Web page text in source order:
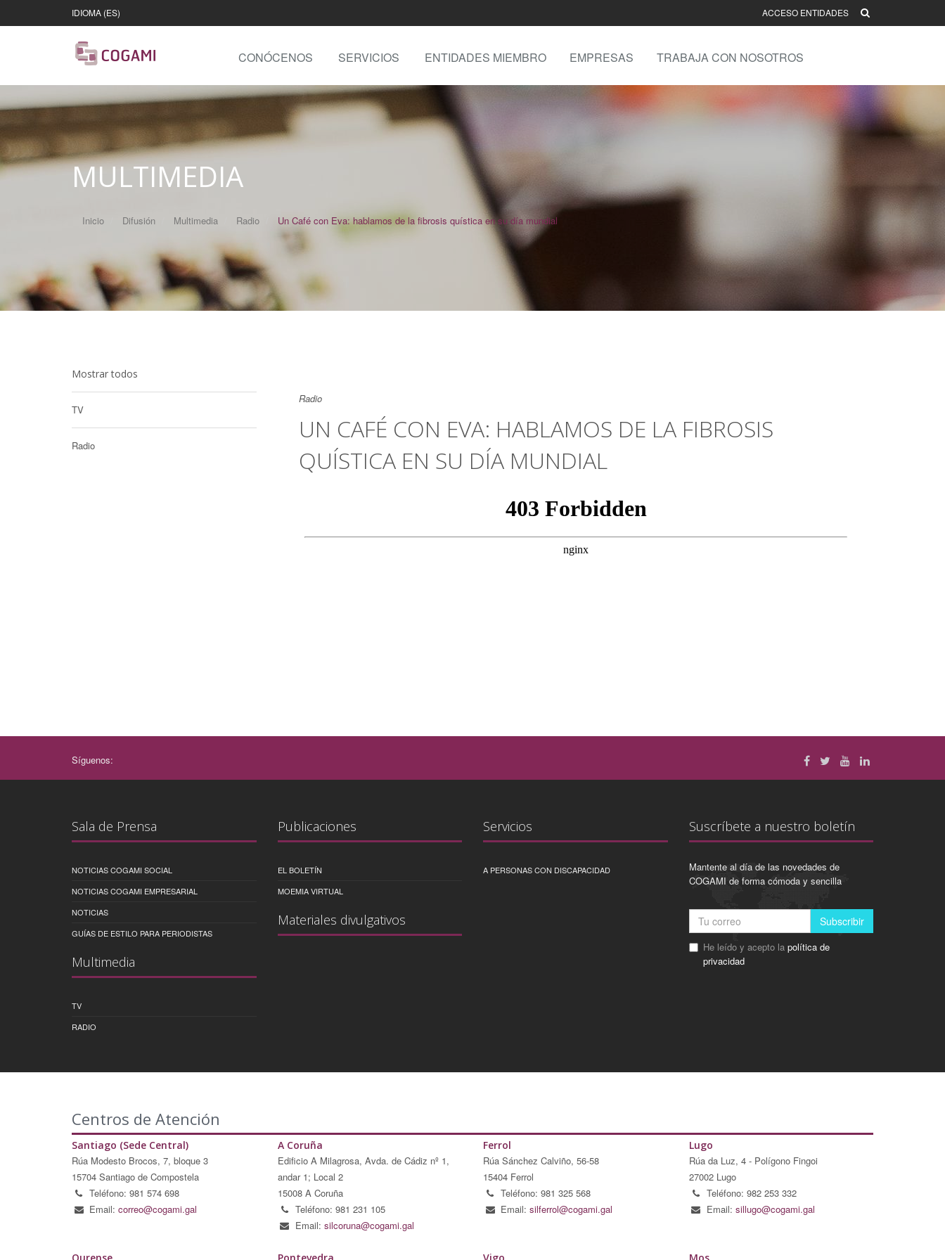
IDIOMA (ES) ACCESO ENTIDADES
CONÓCENOS SERVICIOS ENTIDADES MIEMBRO EMPRESAS TRABAJA CON NOSOTROS
MULTIMEDIA
Inicio Difusión Multimedia Radio Un Café con Eva: hablamos de la fibrosis quística en su día mundial
Mostrar todos
TV
Radio
Radio
UN CAFÉ CON EVA: HABLAMOS DE LA FIBROSIS
QUÍSTICA EN SU DÍA MUNDIAL
Síguenos:
Sala de Prensa
NOTICIAS COGAMI SOCIAL
NOTICIAS COGAMI EMPRESARIAL
NOTICIAS
GUÍAS DE ESTILO PARA PERIODISTAS
Multimedia
TV
RADIO
Publicaciones
EL BOLETÍN
MOEMIA VIRTUAL
Materiales divulgativos
Servicios
A PERSONAS CON DISCAPACIDAD
Suscríbete a nuestro boletín
Mantente al día de las novedades de
COGAMI de forma cómoda y sencilla
Subscribir
He leído y acepto la política de
privacidad
Centros de Atención
Santiago (Sede Central)
Rúa Modesto Brocos, 7, bloque 3
15704 Santiago de Compostela
Teléfono: 981 574 698
Email: correo@cogami.gal
A Coruña
Edificio A Milagrosa, Avda. de Cádiz nº 1,
andar 1; Local 2
15008 A Coruña
Teléfono: 981 231 105
Email: silcoruna@cogami.gal
Ferrol
Rúa Sánchez Calviño, 56-58
15404 Ferrol
Teléfono: 981 325 568
Email: silferrol@cogami.gal
Lugo
Rúa da Luz, 4 - Polígono Fingoi
27002 Lugo
Teléfono: 982 253 332
Email: sillugo@cogami.gal